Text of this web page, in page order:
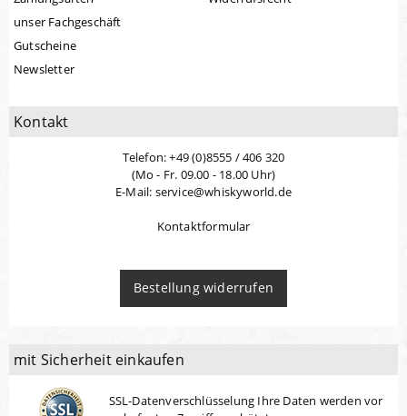
unser Fachgeschäft
Gutscheine
Newsletter
Kontakt
Telefon: +49 (0)8555 / 406 320
(Mo - Fr. 09.00 - 18.00 Uhr)
E-Mail: service@whiskyworld.de
Kontaktformular
Bestellung widerrufen
mit Sicherheit einkaufen
SSL-Datenverschlüsselung Ihre Daten werden vor